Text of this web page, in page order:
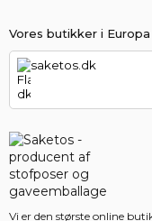
Vi er den største online
Vores butikker i Europa
saketos.dk